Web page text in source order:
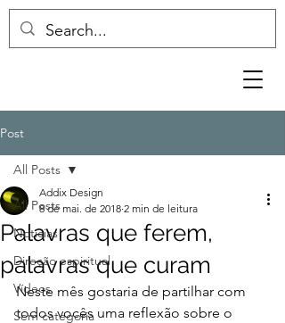
Post
All Posts
Notícias
Direção espiritual
Vídeos
Sem categoria
All Posts
Palavras que ferem,
palavras que curam
Addix Design
8 de mai. de 2018 2 min de leitura
Neste mês gostaria de partilhar com
todos vocês uma reflexão sobre o